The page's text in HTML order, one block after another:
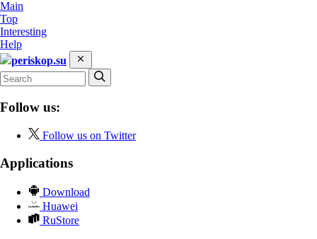
Main
Top
Interesting
Help
periskop.su
Follow us:
Follow us on Twitter
Applications
Download
Huawei
RuStore